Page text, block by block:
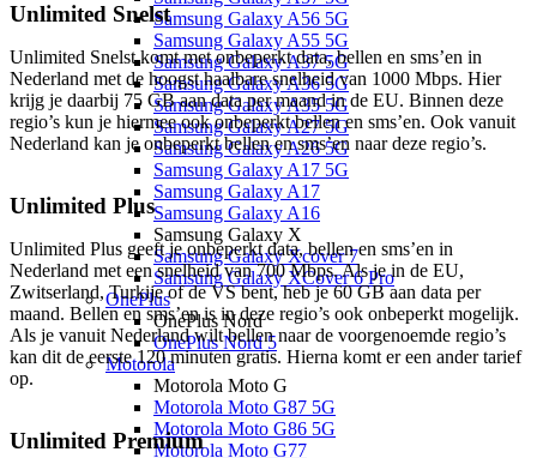
Samsung Galaxy A56 5G
Samsung Galaxy A55 5G
Samsung Galaxy A37 5G
Samsung Galaxy A36 5G
Samsung Galaxy A35 5G
Samsung Galaxy A27 5G
Samsung Galaxy A26 5G
Samsung Galaxy A17 5G
Samsung Galaxy A17
Samsung Galaxy A16
Samsung Galaxy X
Samsung Galaxy Xcover 7
Samsung Galaxy XCover 6 Pro
OnePlus
OnePlus Nord
OnePlus Nord 5
Motorola
Motorola Moto G
Motorola Moto G87 5G
Motorola Moto G86 5G
Motorola Moto G77
Unlimited Snelst
Unlimited Snelst komt met onbeperkt data, bellen en sms’en in
Nederland met de hoogst haalbare snelheid van 1000 Mbps. Hier
krijg je daarbij 75 GB aan data per maand in de EU. Binnen deze
regio’s kun je hiermee ook onbeperkt bellen en sms’en. Ook vanuit
Nederland kan je onbeperkt bellen en sms’en naar deze regio’s.
Unlimited Plus
Unlimited Plus geeft je onbeperkt data, bellen en sms’en in
Nederland met een snelheid van 700 Mbps. Als je in de EU,
Zwitserland, Turkije of de VS bent, heb je 60 GB aan data per
maand. Bellen en sms’en is in deze regio’s ook onbeperkt mogelijk.
Als je vanuit Nederland wilt bellen naar de voorgenoemde regio’s
kan dit de eerste 120 minuten gratis. Hierna komt er een ander tarief
op.
Unlimited Premium